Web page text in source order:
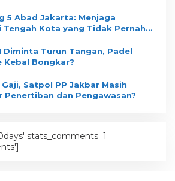
5 Abad Jakarta: Menjaga
Kota yang Tidak Pernah
Diminta Turun Tangan, Padel
Kebal Bongkar?
Satpol PP Jakbar Masih
Penertiban dan Pengawasan?
stats_comments=1